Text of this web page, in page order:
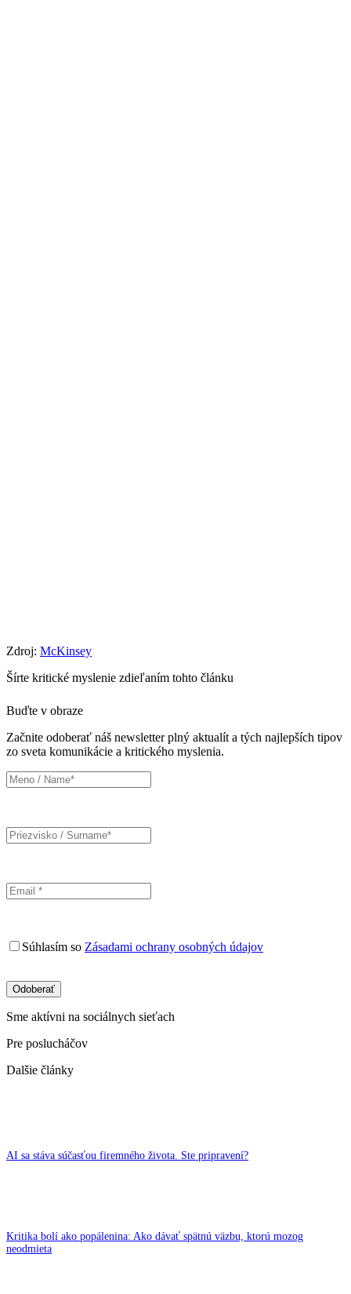
Zdroj: McKinsey
Šírte kritické myslenie zdieľaním tohto článku
Buďte v obraze
Začnite odoberať náš newsletter plný aktualít a tých najlepších tipov
zo sveta komunikácie a kritického myslenia.
Súhlasím so Zásadami ochrany osobných údajov
Sme aktívni na sociálnych sieťach
Pre poslucháčov
Dalšie články
AI sa stáva súčasťou firemného života. Ste pripravení?
Kritika bolí ako popálenina: Ako dávať spätnú väzbu, ktorú mozog
neodmieta